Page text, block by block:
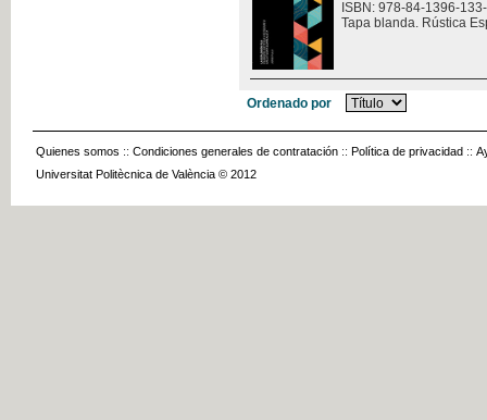
ISBN: 978-84-1396-
Tapa blanda. Rústica
Ordenado por
Quienes somos :: Condiciones generales de contratación :: Política de privacidad ::
Universitat Politècnica de València © 2012